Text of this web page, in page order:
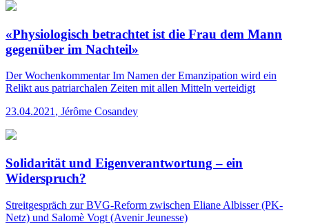
«Physiologisch betrachtet ist die Frau dem Mann
gegenüber im Nachteil»
Der WochenkommentarIm Namen der Emanzipation wird ein
Relikt aus patriarchalen Zeiten mit allen Mitteln verteidigt
23.04.2021 , Jérôme Cosandey
Solidarität und Eigenverantwortung – ein
Widerspruch?
Streitgespräch zur BVG-Reform zwischen Eliane Albisser (PK-
Netz) und Salomè Vogt (Avenir Jeunesse)